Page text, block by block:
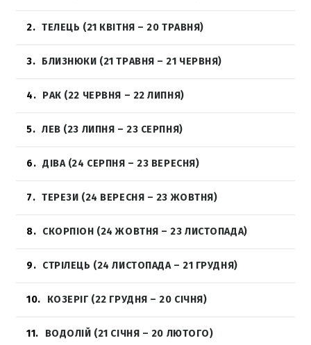
2 ТЕЛЕЦЬ (21 КВІТНЯ – 20 ТРАВНЯ)
3 БЛИЗНЮКИ (21 ТРАВНЯ – 21 ЧЕРВНЯ)
4 РАК (22 ЧЕРВНЯ – 22 ЛИПНЯ)
5 ЛЕВ (23 ЛИПНЯ – 23 СЕРПНЯ)
6 ДІВА (24 СЕРПНЯ – 23 ВЕРЕСНЯ)
7 ТЕРЕЗИ (24 ВЕРЕСНЯ – 23 ЖОВТНЯ)
8 СКОРПІОН (24 ЖОВТНЯ – 23 ЛИСТОПАДА)
9 СТРІЛЕЦЬ (24 ЛИСТОПАДА – 21 ГРУДНЯ)
10 КОЗЕРІГ (22 ГРУДНЯ – 20 СІЧНЯ)
11 ВОДОЛІЙ (21 СІЧНЯ – 20 ЛЮТОГО)